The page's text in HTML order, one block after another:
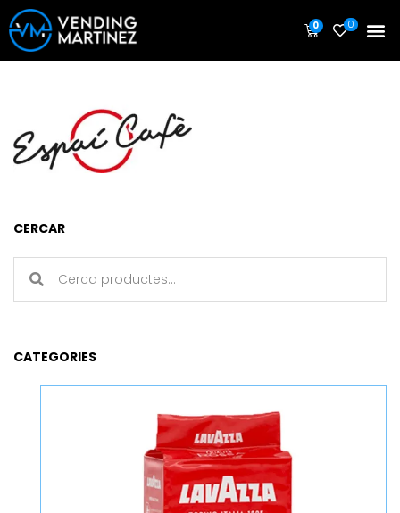
0 0
CERCAR
CATEGORIES